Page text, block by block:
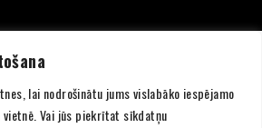
lai nodrošinātu jums vislabāko iespējamo
Vai jūs piekrītat sīkdatņu